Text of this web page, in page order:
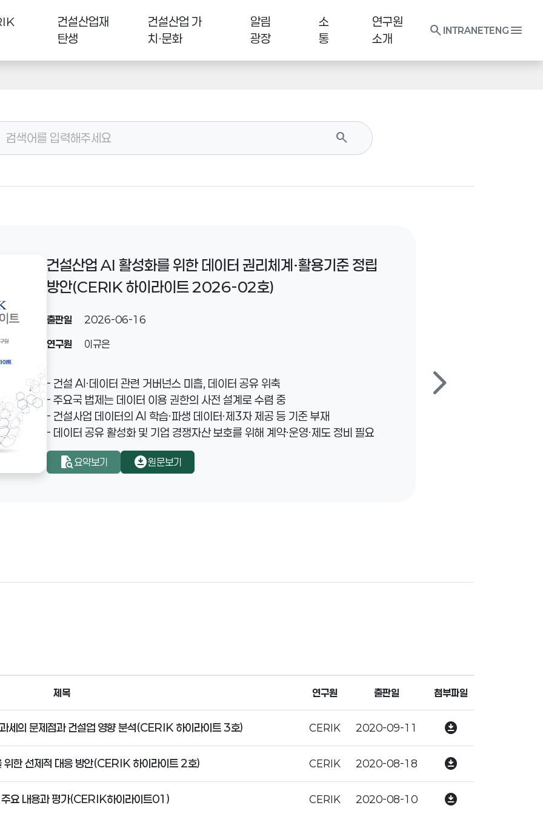
건설산업재
탄생
건설산업 가
치·문화
알림
광장
소
통
연구원
소개
search INTRANETENG menu
search
건설산업 AI 활성화를 위한 데이터 권리체계·활용기준 정립
방안(CERIK 하이라이트 2026-02호)
출판일 2026-06-16
연구원 이규은
- 건설 AI·데이터 관련 거버넌스 미흡, 데이터 공유 위축
- 주요국 법제는 데이터 이용 권한의 사전 설계로 수렴 중
- 건설사업 데이터의 AI 학습·파생 데이터·제3자 제공 등 기준 부재
- 데이터 공유 활성화 및 기업 경쟁자산 보호를 위해 계약·운영·제도 정비 필요
document_search 요약보기 download_for_offline원문보기
chevron_right
제목 연구원 출판일 첨부파일
세의 문제점과 건설업 영향 분석(CERIK 하이라이트 3호) CERIK 2020-09-11 download_for_offline
위한 선제적 대응 방안(CERIK 하이라이트 2호) CERIK 2020-08-18 download_for_offline
요 내용과 평가(CERIK하이라이트01) CERIK 2020-08-10 download_for_offline